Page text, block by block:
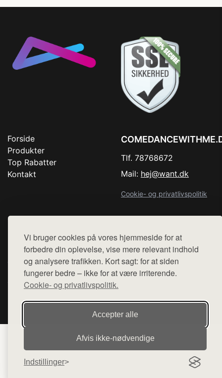
Vi bruger cookies på vores hjemmeside for at
forbedre din oplevelse, vise mere relevant indhold
og analysere trafikken. Kort sagt: for at siden
fungerer bedre – ikke for at være irriterende.
Cookie- og privatlivspolitik.
Accepter alle
Afvis ikke‑nødvendige
Indstillinger
Forside
Produkter
Top Rabatter
Kontakt
Tlf. 78768672
Mail: hej@want.dk
Cookie- og privatlivspolitik
Denne side er en del af want.dk, der udgiver en række
hjemmesider med præsentation af forskellige produkter fra
diverse webshops. Der sælges ikke varer fra denne side - vi
henviser til de shops, som sælger varen. Vi har heller ikke
varerne på lager.
© 2026 comedancewithme.dk. Alle rettigheder forbeholdes.